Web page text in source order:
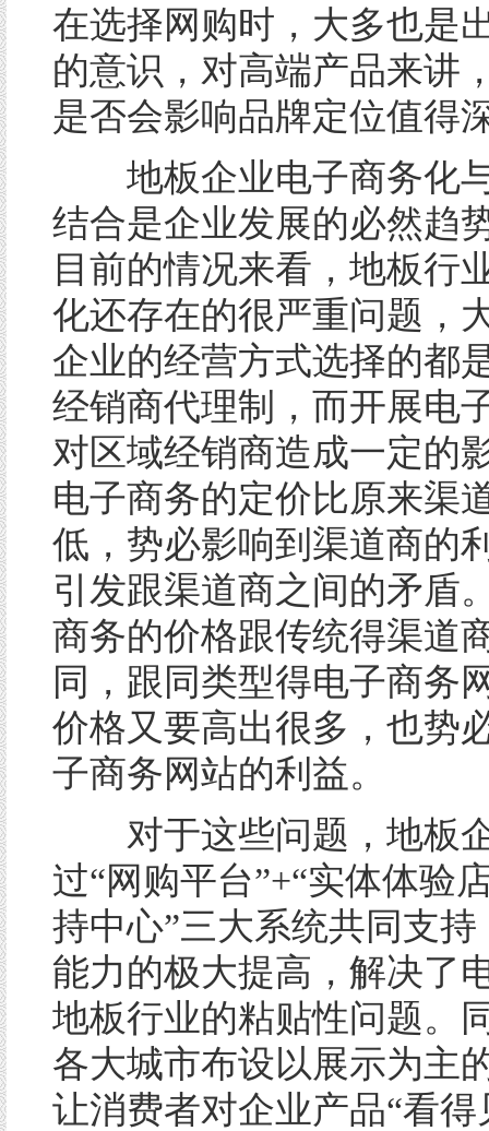
在选择网购时，大多也是
的意识，对高端产品来讲
是否会影响品牌定位值得
地板企业电子商务化
结合是企业发展的必然趋
目前的情况来看，地板行
化还存在的很严重问题，
企业的经营方式选择的都
经销商代理制，而开展电
对区域经销商造成一定的
电子商务的定价比原来渠
低，势必影响到渠道商的
引发跟渠道商之间的矛盾
商务的价格跟传统得渠道
同，跟同类型得电子商务
价格又要高出很多，也势
子商务网站的利益。
对于这些问题，地板
过“网购平台”+“实体体验
持中心”三大系统共同支
能力的极大提高，解决了
地板行业的粘贴性问题。
各大城市布设以展示为主
让消费者对企业产品“看得